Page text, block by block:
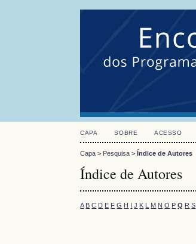
CAPA SOBRE ACESSO
Capa > Pesquisa >Índice de Autores
Índice de Autores
A B C D E F G H I J K L M N O P Q R S